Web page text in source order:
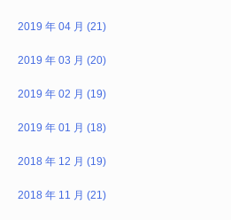
2019 年 04 月 (21)
2019 年 03 月 (20)
2019 年 02 月 (19)
2019 年 01 月 (18)
2018 年 12 月 (19)
2018 年 11 月 (21)